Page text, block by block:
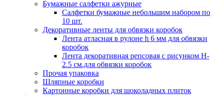
Бумажные салфетки ажурные
Салфетки бумажные небольшим набором по
10 шт.
Декоративные ленты для обвязки коробок
Лента атласная в рулоне h 6 мм для обвязки
коробок
Лента декоративная репсовая с рисунком H-
2.5 см.для обвязки коробок
Прочая упаковка
Шляпные коробки
Картонные коробки для шоколадных плиток